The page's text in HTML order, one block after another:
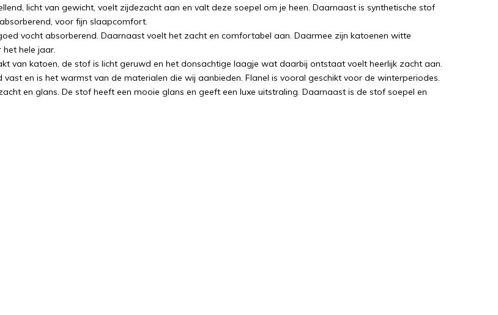
licht van gewicht, voelt zijdezacht aan en valt deze soepel om je heen. Daarnaast is synthetische stof
voor fijn slaapcomfort.
vocht absorberend. Daarnaast voelt het zacht en comfortabel aan. Daarmee zijn katoenen witte
hele jaar.
van katoen, de stof is licht geruwd en het donsachtige laagje wat daarbij ontstaat voelt heerlijk zacht aan.
en is het warmst van de materialen die wij aanbieden. Flanel is vooral geschikt voor de winterperiodes.
en glans. De stof heeft een mooie glans en geeft een luxe uitstraling. Daarnaast is de stof soepel en